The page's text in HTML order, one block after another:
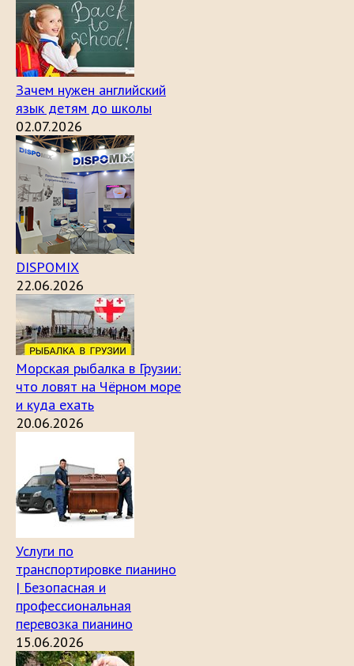
Зачем нужен английский
язык детям до школы
02.07.2026
DISPOMIX
22.06.2026
Морская рыбалка в Грузии:
что ловят на Чёрном море
и куда ехать
20.06.2026
Услуги по
транспортировке пианино
| Безопасная и
профессиональная
перевозка пианино
15.06.2026